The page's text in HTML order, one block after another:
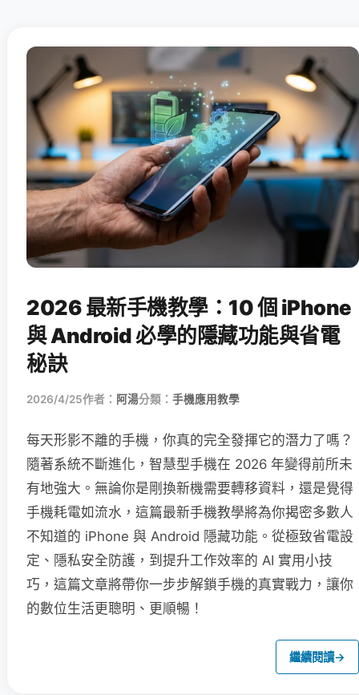
2026 最新手機教學：10 個 iPhone
與 Android 必學的隱藏功能與省電
秘訣
2026/4/25作者： 阿湯分類： 手機應用教學
每天形影不離的手機，你真的完全發揮它的潛力了嗎？
隨著系統不斷進化，智慧型手機在 2026 年變得前所未
有地強大。無論你是剛換新機需要轉移資料，還是覺得
手機耗電如流水，這篇最新手機教學將為你揭密多數人
不知道的 iPhone 與 Android 隱藏功能。從極致省電設
定、隱私安全防護，到提升工作效率的 AI 實用小技
巧，這篇文章將帶你一步步解鎖手機的真實戰力，讓你
的數位生活更聰明、更順暢！
繼續閱讀→